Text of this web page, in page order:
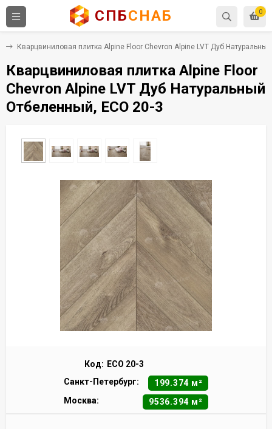
0
СПБСНАБ
Кварцвиниловая плитка Alpine Floor Chevron Alpine LVT Дуб
Кварцвиниловая плитка Alpine Floor
Chevron Alpine LVT Дуб Натуральный
Отбеленный, ECO 20-3
Код: ECO 20-3
Санкт-Петербург:
199.374 м²
Москва:
9536.394 м²